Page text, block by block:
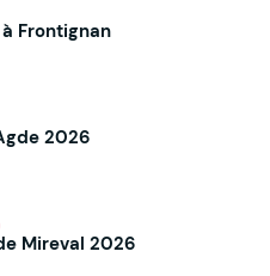
Frontignan
2026
Mireval 2026